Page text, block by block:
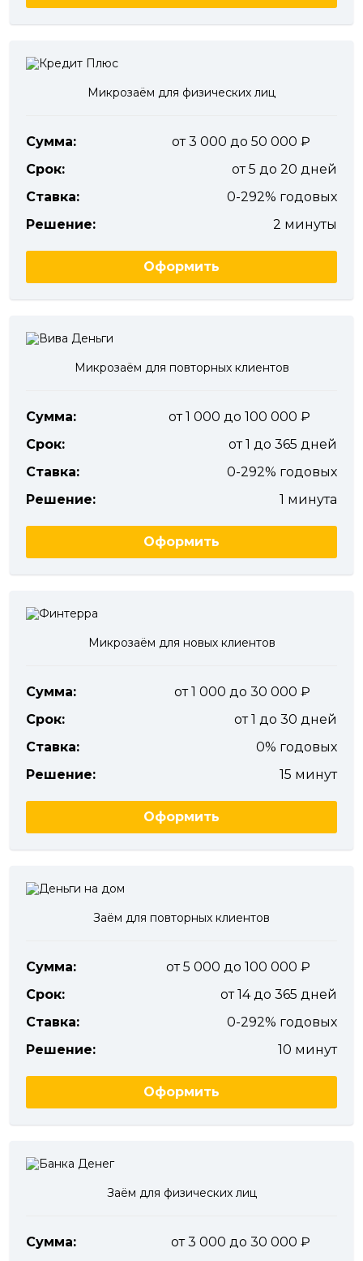
Микрозаём для физических лиц
Сумма:
от 3 000 до 50 000
Срок:
от 5 до 20 дней
Ставка:
0-292% годовых
Решение:
2 минуты
Оформить
Микрозаём для повторных клиентов
Сумма:
от 1 000 до 100 000
Срок:
от 1 до 365 дней
Ставка:
0-292% годовых
Решение:
1 минута
Оформить
Микрозаём для новых клиентов
Сумма:
от 1 000 до 30 000
Срок:
от 1 до 30 дней
Ставка:
0% годовых
Решение:
15 минут
Оформить
Заём для повторных клиентов
Сумма:
от 5 000 до 100 000
Срок:
от 14 до 365 дней
Ставка:
0-292% годовых
Решение:
10 минут
Оформить
Заём для физических лиц
Сумма:
от 3 000 до 30 000